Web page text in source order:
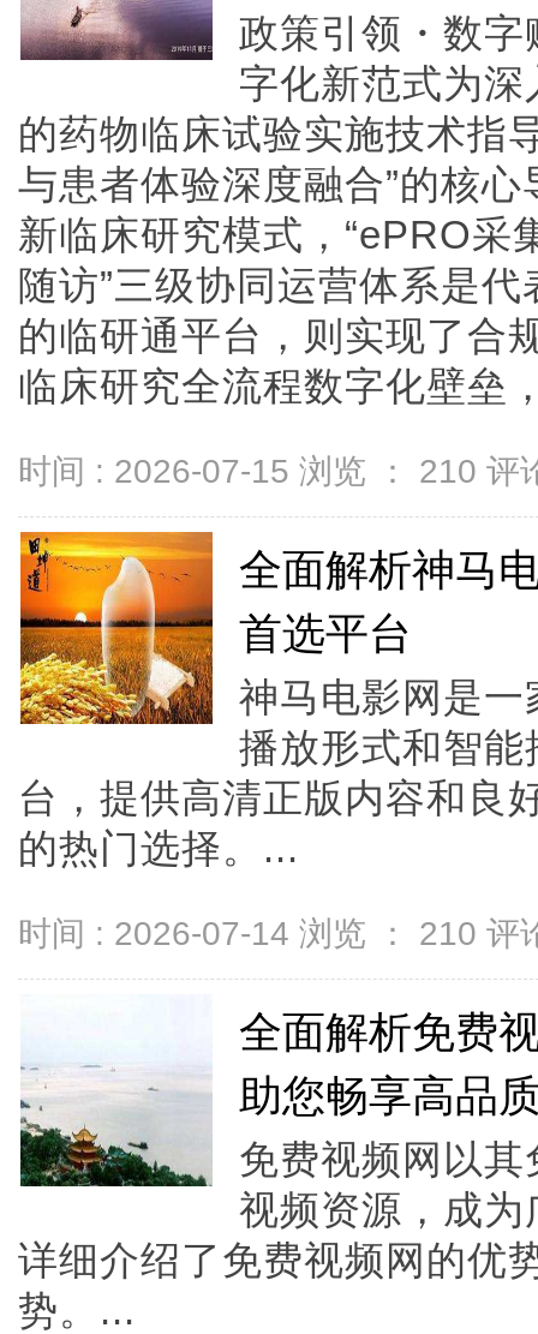
政策引领・数
字化新范式为
的药物临床试验实施技术指
与患者体验深度融合”的核
新临床研究模式，“ePRO采
随访”三级协同运营体系是
的临研通平台，则实现了合
临床研究全流程数字化壁垒
时间 : 2026-07-15 浏览 ： 210 评
全面解析神马
首选平台
神马电影网是
播放形式和智
台，提供高清正版内容和良
的热门选择。...
时间 : 2026-07-14 浏览 ： 210 评
全面解析免费
助您畅享高品
免费视频网以
视频资源，成
详细介绍了免费视频网的优
势。...